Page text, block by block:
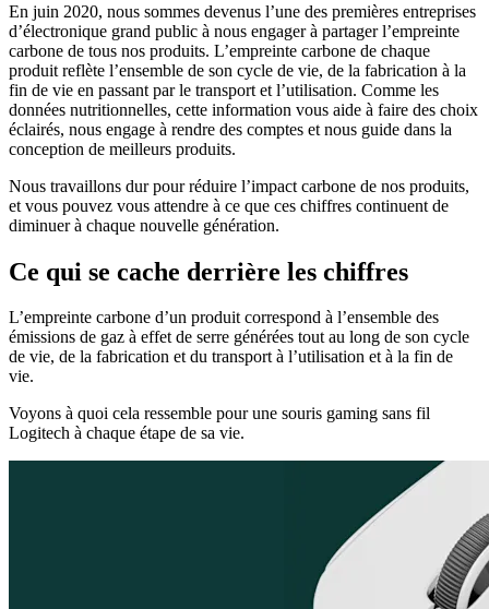
En juin 2020, nous sommes devenus l’une des premières entreprises
d’électronique grand public à nous engager à partager l’empreinte
carbone de tous nos produits. L’empreinte carbone de chaque
produit reflète l’ensemble de son cycle de vie, de la fabrication à la
fin de vie en passant par le transport et l’utilisation. Comme les
données nutritionnelles, cette information vous aide à faire des choix
éclairés, nous engage à rendre des comptes et nous guide dans la
conception de meilleurs produits.
Nous travaillons dur pour réduire l’impact carbone de nos produits,
et vous pouvez vous attendre à ce que ces chiffres continuent de
diminuer à chaque nouvelle génération.
Ce qui se cache derrière les chiffres
L’empreinte carbone d’un produit correspond à l’ensemble des
émissions de gaz à effet de serre générées tout au long de son cycle
de vie, de la fabrication et du transport à l’utilisation et à la fin de
vie.
Voyons à quoi cela ressemble pour une souris gaming sans fil
Logitech à chaque étape de sa vie.